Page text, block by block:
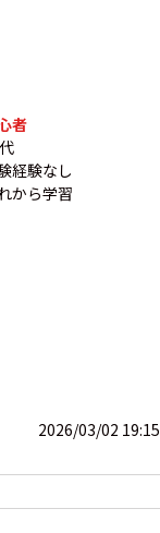
者
経験なし
から学習
2026/03/02 19:15